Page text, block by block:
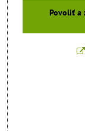
Povoliť a